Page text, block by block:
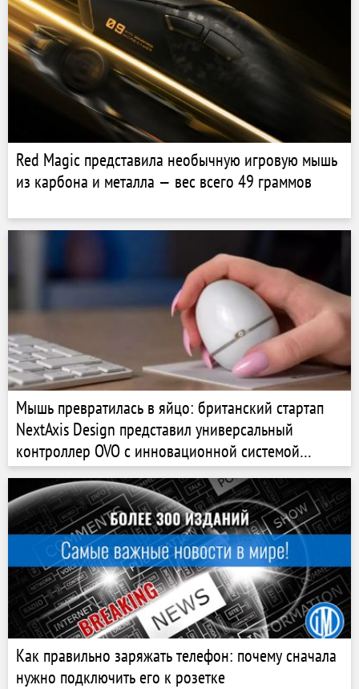
Red Magic представила необычную игровую мышь
из карбона и металла — вес всего 49 граммов
Мышь превратилась в яйцо: британский стартап
NextAxis Design представил универсальный
контроллер OVO с инновационной системой
управления
Как правильно заряжать телефон: почему сначала
нужно подключить его к розетке